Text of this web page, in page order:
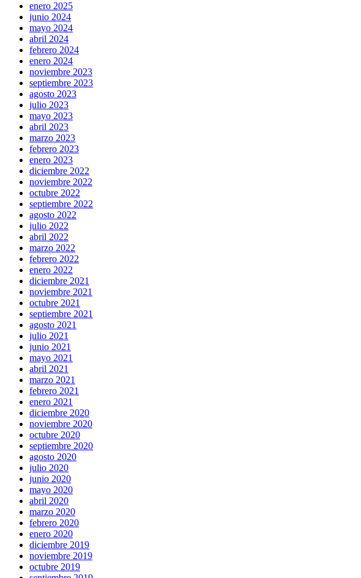
enero 2025
junio 2024
mayo 2024
abril 2024
febrero 2024
enero 2024
noviembre 2023
septiembre 2023
agosto 2023
julio 2023
mayo 2023
abril 2023
marzo 2023
febrero 2023
enero 2023
diciembre 2022
noviembre 2022
octubre 2022
septiembre 2022
agosto 2022
julio 2022
abril 2022
marzo 2022
febrero 2022
enero 2022
diciembre 2021
noviembre 2021
octubre 2021
septiembre 2021
agosto 2021
julio 2021
junio 2021
mayo 2021
abril 2021
marzo 2021
febrero 2021
enero 2021
diciembre 2020
noviembre 2020
octubre 2020
septiembre 2020
agosto 2020
julio 2020
junio 2020
mayo 2020
abril 2020
marzo 2020
febrero 2020
enero 2020
diciembre 2019
noviembre 2019
octubre 2019